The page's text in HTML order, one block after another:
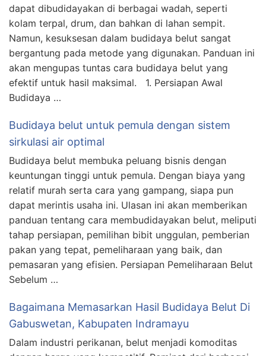
dapat dibudidayakan di berbagai wadah, seperti
kolam terpal, drum, dan bahkan di lahan sempit.
Namun, kesuksesan dalam budidaya belut sangat
bergantung pada metode yang digunakan. Panduan ini
akan mengupas tuntas cara budidaya belut yang
efektif untuk hasil maksimal. 1. Persiapan Awal
Budidaya …
Budidaya belut untuk pemula dengan sistem
sirkulasi air optimal
Budidaya belut membuka peluang bisnis dengan
keuntungan tinggi untuk pemula. Dengan biaya yang
relatif murah serta cara yang gampang, siapa pun
dapat merintis usaha ini. Ulasan ini akan memberikan
panduan tentang cara membudidayakan belut, meliputi
tahap persiapan, pemilihan bibit unggulan, pemberian
pakan yang tepat, pemeliharaan yang baik, dan
pemasaran yang efisien. Persiapan Pemeliharaan Belut
Sebelum …
Bagaimana Memasarkan Hasil Budidaya Belut Di
Gabuswetan, Kabupaten Indramayu
Dalam industri perikanan, belut menjadi komoditas